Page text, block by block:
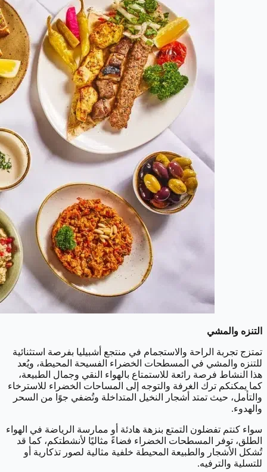
التنزه والمشي
تمتزج تجربة الراحة والاستجمام في منتجع أشبيليا بفرصة استثنائية
للتنزه والمشي في المسطحات الخضراء الفسيحة المحيطة، ويُعد
هذا النشاط فرصة رائعة للاستمتاع بالهواء النقي وجمال الطبيعة،
كما يمكنكم ترك الغرفة والتوجه إلى المساحات الخضراء للاسترخاء
والتأمل، حيث تمتد أشجار النخيل المتداخلة وتُضفي جوًا من السحر
والهدوء.
سواء كنتم تفضلون التمتع بنزهة هادئة أو ممارسة الرياضة في الهواء
الطلق، توفر المسطحات الخضراء فضاءً مثاليًا لأنشطتكم، كما قد
تُشكل الأشجار والطبيعة المحيطة خلفية مثالية لصور تذكارية أو
للتسلية والترفيه.